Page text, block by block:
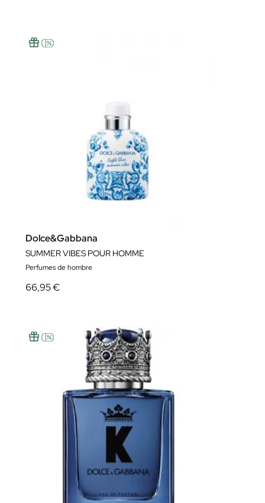
Dolce&Gabbana
SUMMER VIBES POUR HOMME
Perfumes de hombre
66,95 €